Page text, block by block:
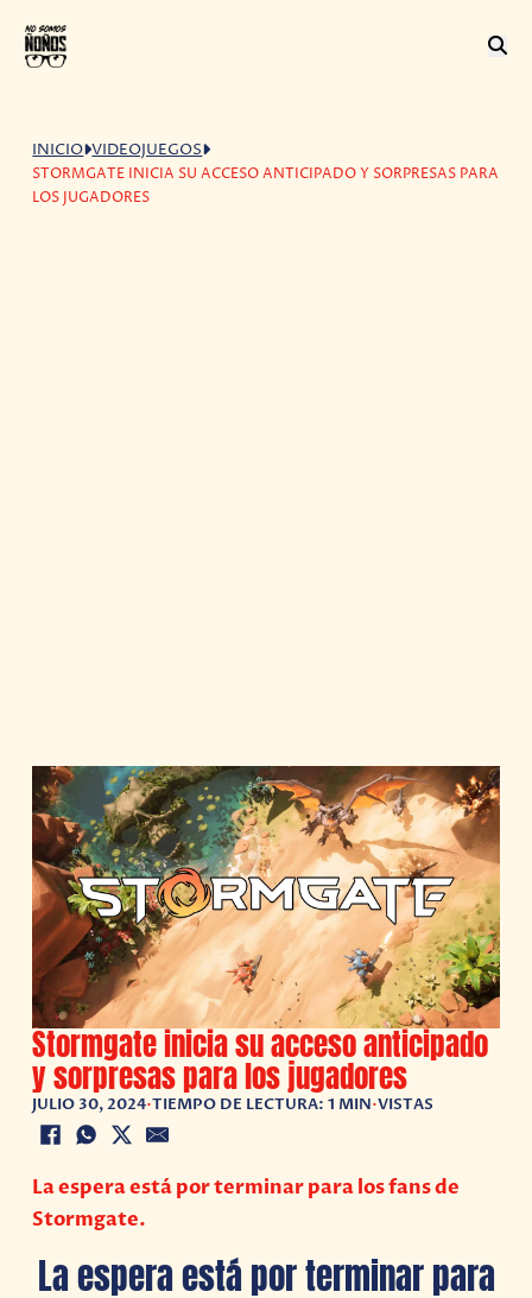
INICIO VIDEOJUEGOS
STORMGATE INICIA SU ACCESO ANTICIPADO Y SORPRESAS PARA
LOS JUGADORES
Stormgate inicia su acceso anticipado
y sorpresas para los jugadores
JULIO 30, 2024•TIEMPO DE LECTURA: 1 MIN•VISTAS
La espera está por terminar para los fans de
Stormgate.
La espera está por terminar para